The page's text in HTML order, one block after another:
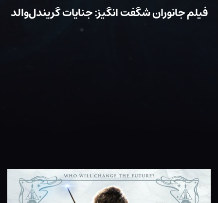
فیلم جانوران شگفت انگیز: جنایات گریندل‌والد